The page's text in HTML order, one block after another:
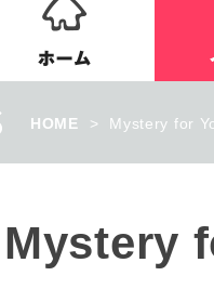
HOME > Mystery for
Mystery